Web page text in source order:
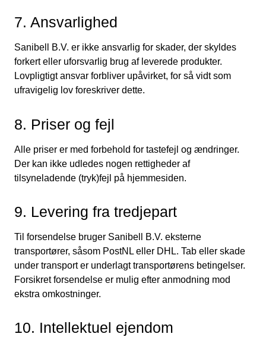
7. Ansvarlighed
Sanibell B.V. er ikke ansvarlig for skader, der skyldes
forkert eller uforsvarlig brug af leverede produkter.
Lovpligtigt ansvar forbliver upåvirket, for så vidt som
ufravigelig lov foreskriver dette.
8. Priser og fejl
Alle priser er med forbehold for tastefejl og ændringer.
Der kan ikke udledes nogen rettigheder af
tilsyneladende (tryk)fejl på hjemmesiden.
9. Levering fra tredjepart
Til forsendelse bruger Sanibell B.V. eksterne
transportører, såsom PostNL eller DHL. Tab eller skade
under transport er underlagt transportørens betingelser.
Forsikret forsendelse er mulig efter anmodning mod
ekstra omkostninger.
10. Intellektuel ejendom